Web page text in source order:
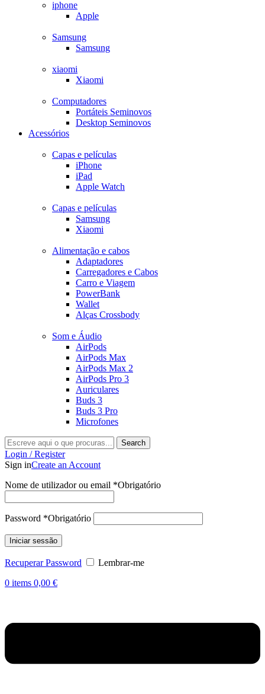
iphone
Apple
Samsung
Samsung
xiaomi
Xiaomi
Computadores
Portáteis Seminovos
Desktop Seminovos
Acessórios
Capas e películas
iPhone
iPad
Apple Watch
Capas e películas
Samsung
Xiaomi
Alimentação e cabos
Adaptadores
Carregadores e Cabos
Carro e Viagem
PowerBank
Wallet
Alças Crossbody
Som e Áudio
AirPods
AirPods Max
AirPods Max 2
AirPods Pro 3
Auriculares
Buds 3
Buds 3 Pro
Microfones
Search
Login / Register
Sign inCreate an Account
Nome de utilizador ou email *Obrigatório
Password *Obrigatório
Iniciar sessão
Recuperar Password
Lembrar-me
0 items 0,00 €